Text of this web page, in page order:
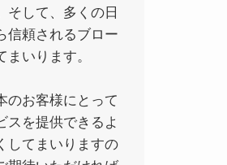
そして、多くの日
信頼されるブロー
まいります。
のお客様にとって
スを提供できるよ
してまいりますの